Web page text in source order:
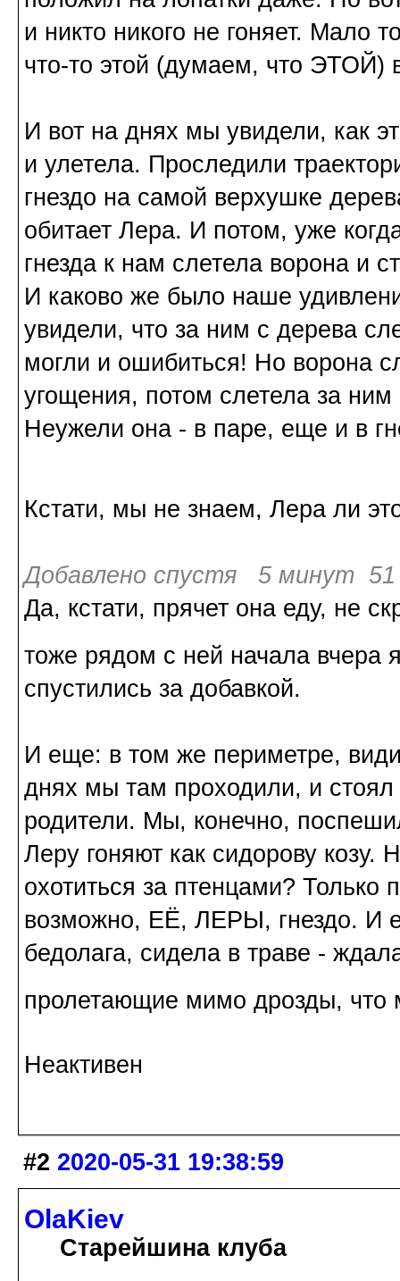
и никто никого не гоняет. Мало
что-то этой (думаем, что
И вот на днях мы увидели, как
и улетела. Проследили
гнездо на самой верхушке
обитает Лера. И потом, уже
гнезда к нам слетела ворона и
И каково же было наше
увидели, что за ним с дерева
могли и ошибиться! Но ворона
угощения, потом слетела за
Неужели она - в паре, еще и в
Кстати, мы не знаем, Лера ли
Добавлено спустя 5 минут 51
Да, кстати, прячет она еду, не
тоже рядом с ней начала вчера
спустились за добавкой.
И еще: в том же периметре,
днях мы там проходили, и
родители. Мы, конечно,
Леру гоняют как сидорову
охотиться за птенцами?
возможно, ЕЁ, ЛЕРЫ, гнездо. И
бедолага, сидела в траве -
пролетающие мимо дрозды,
Неактивен
#2 2020-05-31 19:38:59
OlaKiev
Старейшина клуба